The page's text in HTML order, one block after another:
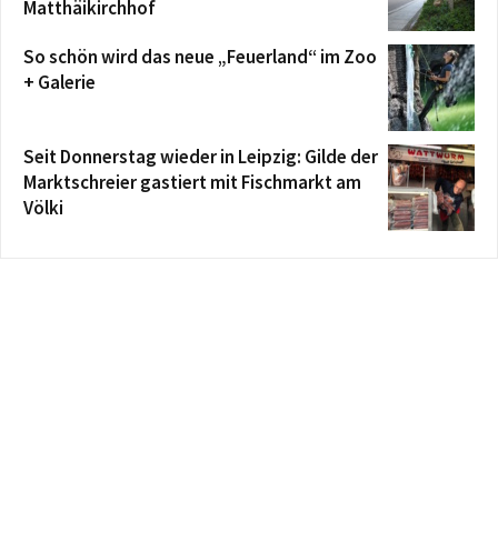
Matthäikirchhof
So schön wird das neue „Feuerland“ im Zoo
+ Galerie
Seit Donnerstag wieder in Leipzig: Gilde der
Marktschreier gastiert mit Fischmarkt am
Völki